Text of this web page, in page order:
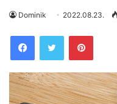
Dominik 2022.08.23.